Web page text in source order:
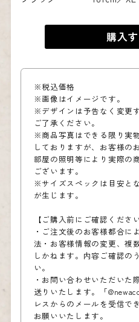
購入
※税込価格
※画像はイメージです。
※デザインは予告なく変更
ご了承ください。
※商品写真はできる限り実
しておりますが、お客様の
部屋の照明等により実際の
ございます。
※サイズスペックは目安と
が生じます。
【ご購入前にご確認ください
・ご注文後のお客様都合に
法・お客様情報の変更、複
しかねます。内容ご確認の
い。
・お問い合わせいただいた
送りいたします。「
レスからのメールを受信で
お願いいたします。